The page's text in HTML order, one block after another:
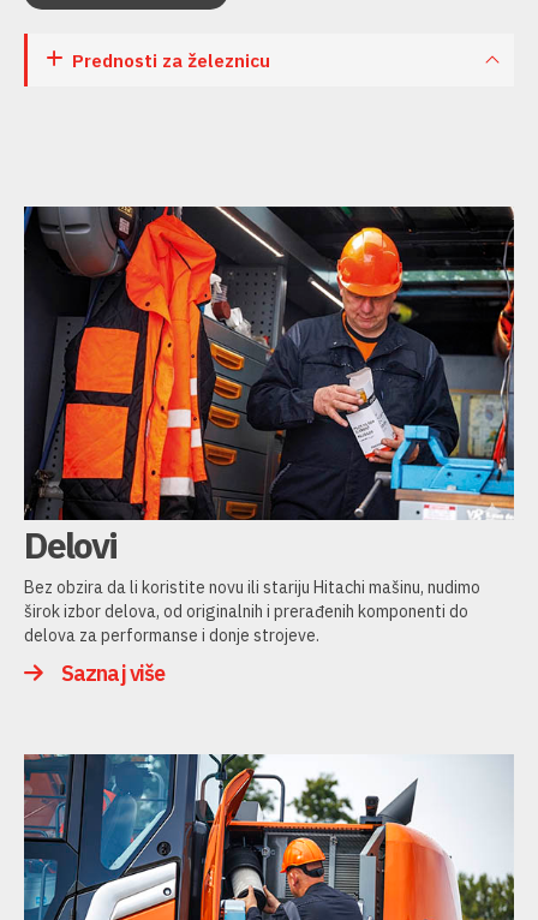
Prednosti za železnicu
Delovi
Bez obzira da li koristite novu ili stariju Hitachi mašinu, nudimo
širok izbor delova, od originalnih i prerađenih komponenti do
delova za performanse i donje strojeve.
Saznaj više